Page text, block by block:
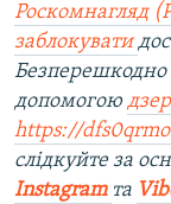
Роскомнагляд
заблокувати
Безперешкодно
допомогою
https://
слідкуйте за
Instagram та